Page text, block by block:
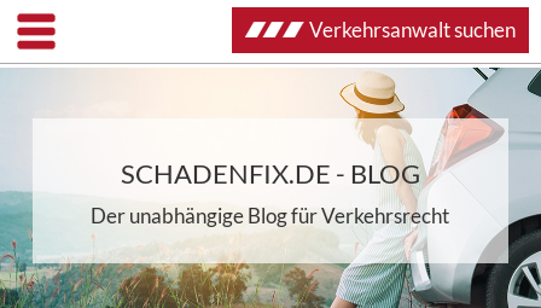
SCHADENFIX.DE - BLOG
Der unabhängige Blog für Verkehrsrecht
Verkehrsanwalt suchen